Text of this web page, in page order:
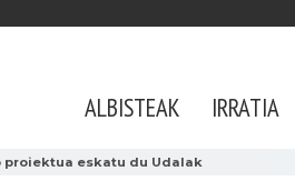
ALBISTEAK IRRATIA
eskatu du Udalak